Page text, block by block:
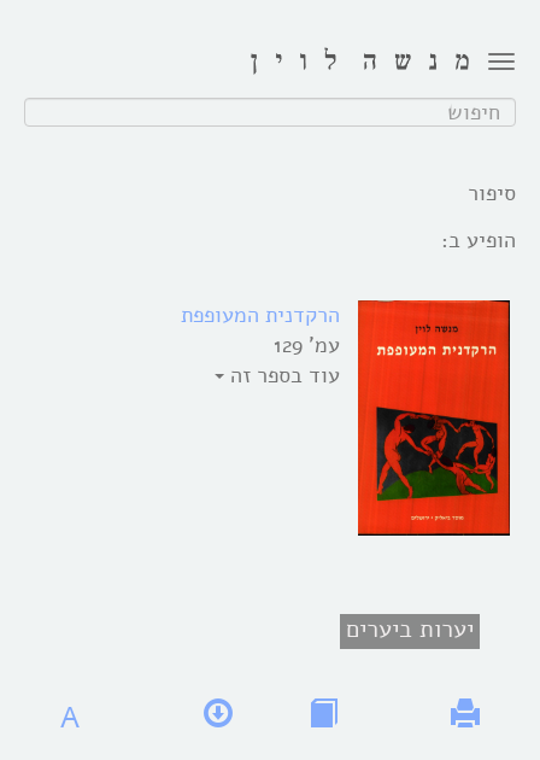
Toggle
navigation
חפש:
סיפור
הופיע ב:
הרקדנית המעופפת
עמ' 129
עוד בספר זה
יערות ביערים
A